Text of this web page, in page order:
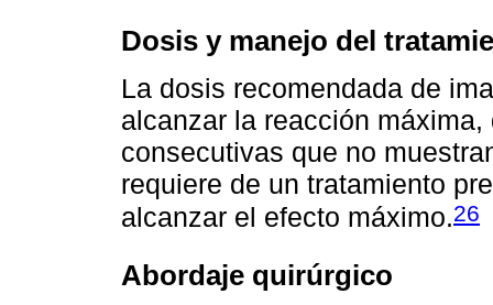
Dosis y manejo del
La dosis recomendada de
alcanzar la reacción
consecutivas que no
requiere de un tratamiento
alcanzar el efecto máximo.26
Abordaje quirúrgico